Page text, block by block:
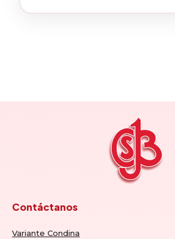
Contáctanos
Variante Condina